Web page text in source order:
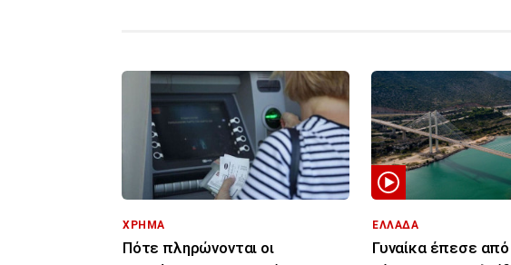
ΧΡΗΜΑ
Πότε πληρώνονται οι
ΕΛΛΑΔΑ
Γυναίκα έπεσε